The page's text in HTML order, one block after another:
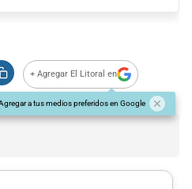
+ Agregar El Litoral en
a tus medios preferidos en Google